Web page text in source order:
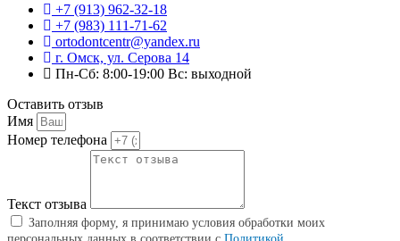
+7 (913) 962-32-18
+7 (983) 111-71-62
ortodontcentr@yandex.ru
г. Омск, ул. Серова 14
Пн-Сб: 8:00-19:00 Вс: выходной
Оставить отзыв
Имя
Номер телефона
Текст отзыва
Заполняя форму, я принимаю условия обработки моих